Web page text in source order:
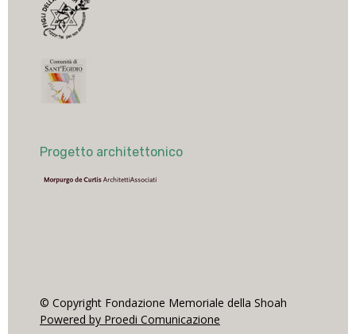
Progetto architettonico
© Copyright Fondazione Memoriale della Shoah
Powered by Proedi Comunicazione